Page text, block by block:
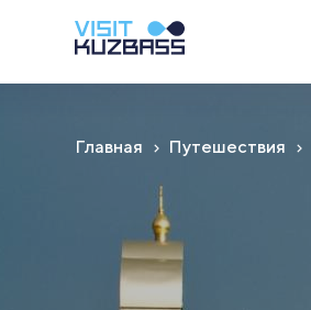
Главная Путешествия